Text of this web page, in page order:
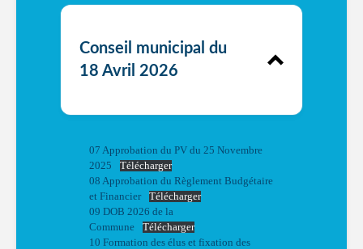
Conseil municipal du
18 Avril 2026
07 Approbation du PV du 25 Novembre
2025
Télécharger
08 Approbation du Règlement Budgétaire
et Financier
Télécharger
09 DOB 2026 de la
Commune
Télécharger
10 Formation des élus et fixation des